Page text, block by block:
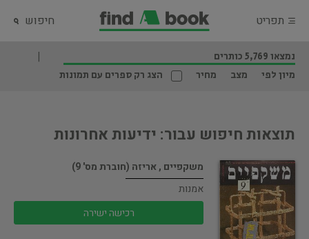
תפריט חיפוש
נמצאו 5,769 כותרים
מיון לפי
מצב מחיר הצג רק ספרים עם תמונות
תוצאות חיפוש עבור: ידיעות אחרונות
משקפיים , אריזה (חוברת מס' 9)
אמנות
רכישה ישירה